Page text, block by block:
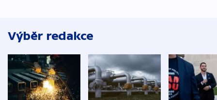
Výběr redakce